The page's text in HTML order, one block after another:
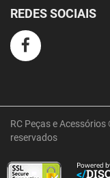
REDES SOCIAIS
RC Peças e
reservados